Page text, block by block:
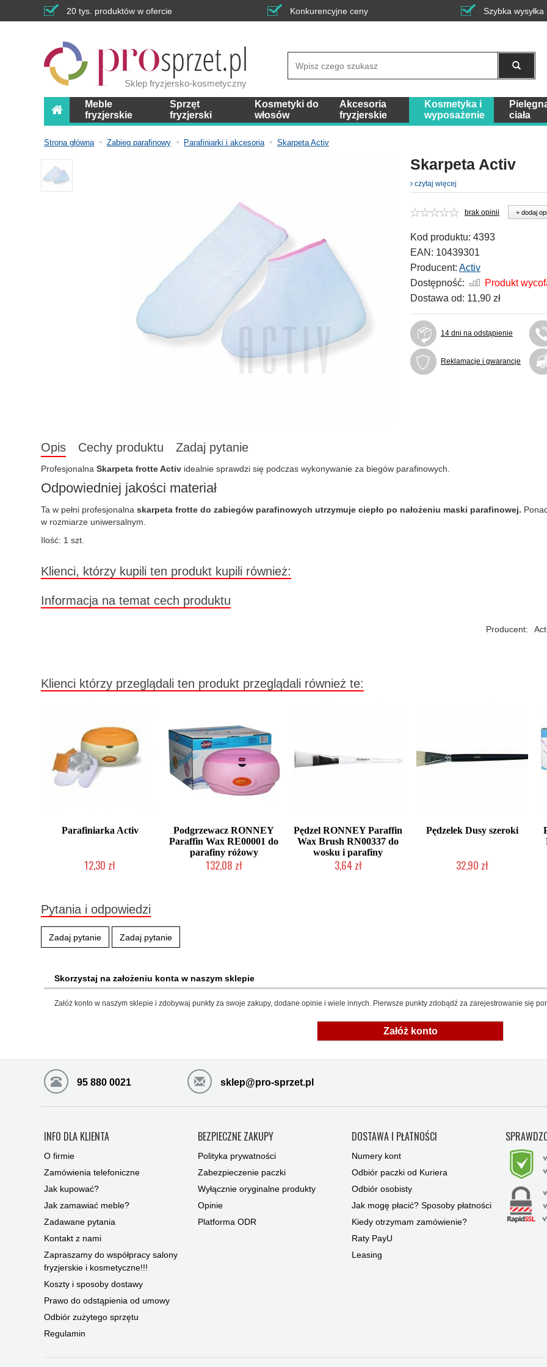
20 tys. produktów w ofercie Konkurencyjne ceny Szybka wysyłka
Sklep fryzjersko-kosmetyczny
Meble
fryzjerskie
Sprzęt
fryzjerski
Kosmetyki do
włosów
Akcesoria
fryzjerskie
Kosmetyka i
wyposażenie
ciała
Strona główna Zabieg parafinowy Parafiniarki i akcesoria Skarpeta Activ
Skarpeta Activ
czytaj więcej
brak opinii + dodaj
Kod produktu: 4393
EAN: 10439301
Producent: Activ
Dostępność:
Produkt
Dostawa od: 11,90 zł
14 dni na odstąpienie
Reklamacje i gwarancje
Opis Cechy produktu Zadaj pytanie
Profesjonalna Skarpeta frotte Activ idealnie sprawdzi się podczas wykonywanie za biegów parafinowych.
Odpowiedniej jakości materiał
Ta w pełni profesjonalna skarpeta frotte do zabiegów parafinowych utrzymuje ciepło po nałożeniu maski parafinowej.
w rozmiarze uniwersalnym.
Ilość: 1 szt.
Klienci, którzy kupili ten produkt kupili również:
Informacja na temat cech produktu
Producent:
Klienci którzy przeglądali ten produkt przeglądali również te:
Parafiniarka Activ
12,30 zł
Podgrzewacz RONNEY
Paraffin Wax RE00001 do
parafiny różowy
132,08 zł
Pędzel RONNEY Paraffin
Wax Brush RN00337 do
wosku i parafiny
3,64 zł
Pędzelek Dusy szeroki
32,90 zł
Pytania i odpowiedzi
Zadaj pytanie Zadaj pytanie
Skorzystaj na założeniu konta w naszym sklepie
Załóż konto w naszym sklepie i zdobywaj punkty za swoje zakupy, dodane opinie i wiele innych. Pierwsze punkty zdobądź za zarejestrowanie się
Załóż konto
95 880 0021 sklep@pro-sprzet.pl
INFO DLA KLIENTA
O firmie
Zamówienia telefoniczne
Jak kupować?
Jak zamawiać meble?
Zadawane pytania
Kontakt z nami
Zapraszamy do współpracy salony
fryzjerskie i kosmetyczne!!!
Koszty i sposoby dostawy
Prawo do odstąpienia od umowy
Odbiór zużytego sprzętu
Regulamin
BEZPIECZNE ZAKUPY
Polityka prywatności
Zabezpieczenie paczki
Wyłącznie oryginalne produkty
Opinie
Platforma ODR
DOSTAWA I PŁATNOŚCI
Numery kont
Odbiór paczki od Kuriera
Odbiór osobisty
Jak mogę płacić? Sposoby płatności
Kiedy otrzymam zamówienie?
Raty PayU
Leasing